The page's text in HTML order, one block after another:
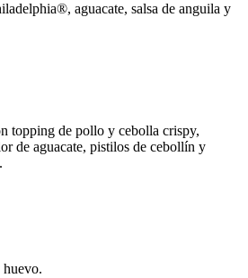
aguacate, salsa de anguila y
topping de pollo y cebolla crispy,
de aguacate, pistilos de cebollín y